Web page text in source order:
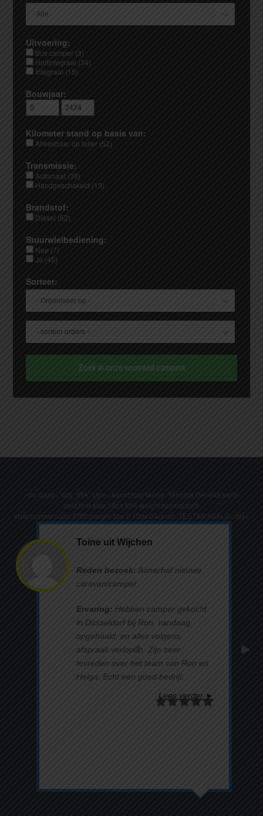
Uitvoering:
Bus camper (3)
Halfintegraal (34)
Integraal (15)
Bouwjaar:
Kilometer stand op basis van:
Afleesbaar op teller (52)
Transmissie:
Automaat (39)
Handgeschakeld (13)
Brandstof:
Diesel (52)
Stuurwielbediening:
Nee (7)
Ja (45)
Sorteer:
Zoek in onze voorraad campers
<div class="sldr_title" style=&quot;font-family: Tahoma,Geneva,sans-
serif;font-size:18px;font-weight:normal;font-
style:normal;color:#ffffff;margin:5px 0 10px 0&quot;>TESTIMONIALS</div>
Toine uit Wijchen
Reden bezoek: Aanschaf nieuwe
caravan/camper
Ervaring: Hebben camper gekocht
in Düsseldorf bij Ron, vandaag
opgehaald, en alles volgens
afspraak verlopen. Zijn zeer
tevreden over het team van Ron en
Helga. Echt een goed bedrijf.
Lees verder ►